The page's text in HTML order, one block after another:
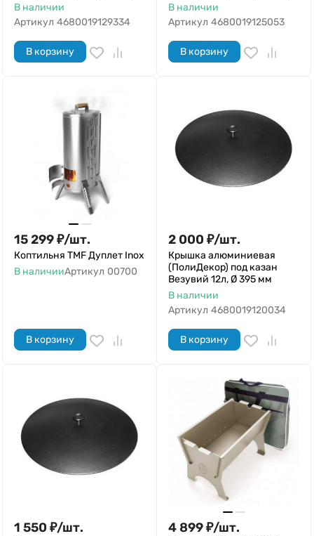
В наличии
Артикул 4680019129334
В корзину
В наличии
Артикул 4680019125053
В корзину
15 299₽/шт.
Коптильня TMF Дуплет Inox
В наличииАртикул 00700
В корзину
2 000 ₽/шт.
Крышка алюминиевая
(ПолиДекор) под казан
Везувий 12л, Ø 395 мм
В наличии
Артикул 4680019120034
В корзину
1 550 ₽/шт. 4 899₽/шт.